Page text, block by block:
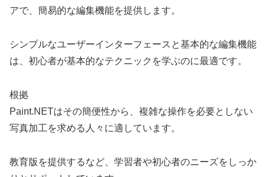
アで、簡易的な編集機能を提供します。
シンプルなユーザーインターフェースと基本的な編集機能
は、初心者が基本的なテクニックを学ぶのに最適です。
根拠
Paint.NETはその簡便性から、複雑な操作を必要としない
写真加工を求める人々に適しています。
教育版を提供するなど、学習者や初心者のニーズをしっか